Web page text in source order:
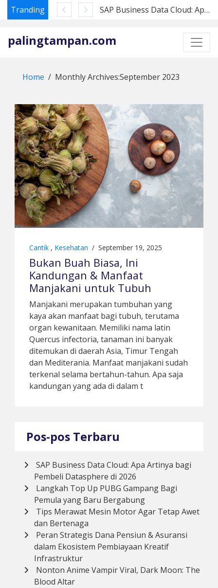
Skip
content
Tranding SAP Business Data Cloud: Apa Artinya bagi Pembeli Datasphere di 2026
palingtampan.com
Home Monthly Archives:September 2023
Cantik , Kesehatan / September 19, 2025
Bukan Buah Biasa, Ini
Kandungan & Manfaat
Manjakani untuk Tubuh
Manjakani merupakan tumbuhan yang
kaya akan manfaat bagi tubuh, terutama
organ kewanitaan. Memiliki nama latin
Quercus infectoria, tanaman ini banyak
ditemukan di daerah Asia, Timur Tengah
dan Mediterania. Manfaat manjakani sudah
terkenal selama bertahun-tahun. Apa saja
kandungan yang ada di dalam t
Pos-pos Terbaru
SAP Business Data Cloud: Apa Artinya bagi
Pembeli Datasphere di 2026
Langkah Top Up PUBG Gampang Bagi
Pemula yang Baru Bergabung
Tips Merawat Mesin Motor Agar Tetap Awet
dan Bertenaga
Peran Strategis Dana Pensiun & Asuransi
dalam Ekosistem Pembiayaan Kreatif
Infrastruktur
Nonton Anime Vampir Viral, Dark Moon: The
Blood Altar